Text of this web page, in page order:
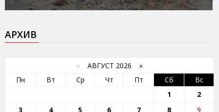
АРХИВ
« АВГУСТ 2026 »
Пн
Вт Ср Чт Пт Сб
Вс
1
2
3
4 5 6 7 8
9